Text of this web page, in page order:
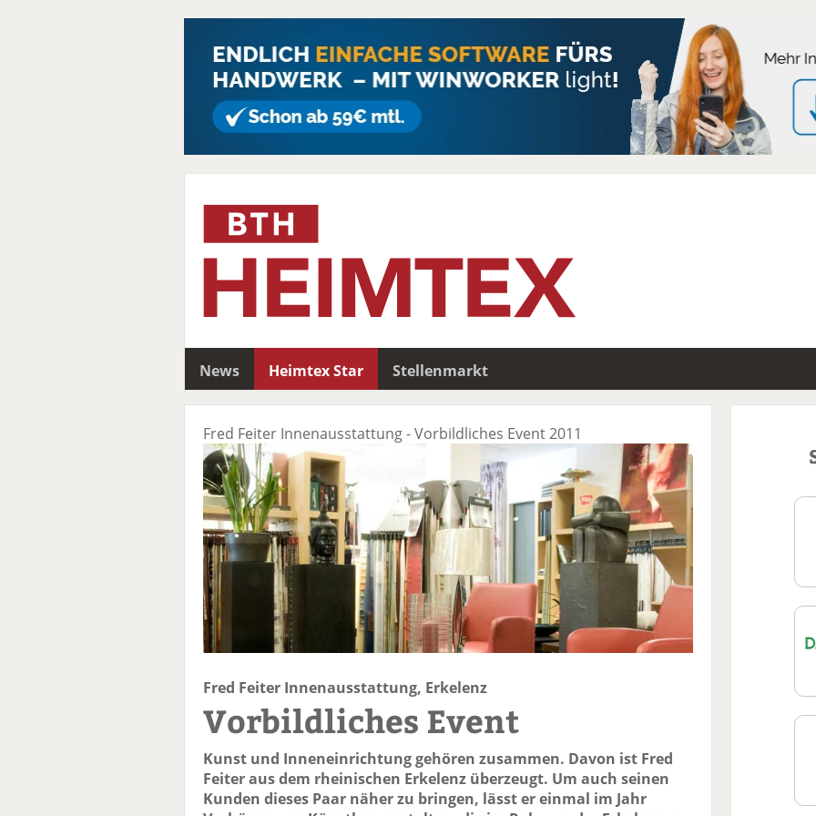
News Heimtex Star
Stellenmarkt
Fred Feiter Innenausstattung - Vorbildliches Event 2011
Fred Feiter Innenausstattung, Erkelenz
Vorbildliches Event
Kunst und Inneneinrichtung gehören zusammen. Davon ist Fred
Feiter aus dem rheinischen Erkelenz überzeugt. Um auch seinen
Kunden dieses Paar näher zu bringen, lässt er einmal im Jahr